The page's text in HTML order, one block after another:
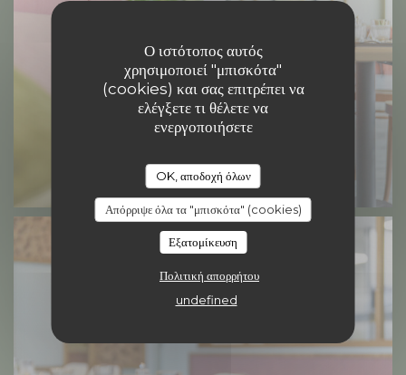
Ο ιστότοπος αυτός
χρησιμοποιεί "μπισκότα"
(cookies) και σας επιτρέπει να
ελέγξετε τι θέλετε να
ενεργοποιήσετε
OK, αποδοχή όλων
Απόρριψε όλα τα "μπισκότα" (cookies)
Εξατομίκευση
Πολιτική απορρήτου
undefined